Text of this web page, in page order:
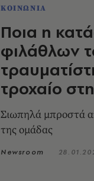
ΚΟΙΝΩΝΙΑ
Ποια η
φιλάθλων
τροχαίο
Σιωπηλά μπροστά
της ομάδας
Newsroom